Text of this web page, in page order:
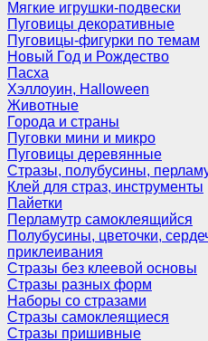
Мягкие игрушки-подвески
Пуговицы декоративные
Пуговицы-фигурки по темам
Новый Год и Рождество
Пасха
Хэллоуин, Halloween
Животные
Города и страны
Пуговки мини и микро
Пуговицы деревянные
Стразы, полубусины,
Клей для страз, инструменты
Пайетки
Перламутр самоклеящийся
Полубусины, цветочки,
приклеивания
Стразы без клеевой основы
Стразы разных форм
Наборы со стразами
Стразы самоклеящиеся
Стразы пришивные